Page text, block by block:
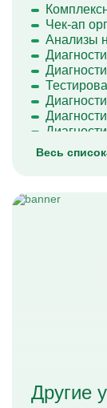
Чек-ап
Анализы
Весь список
Другие